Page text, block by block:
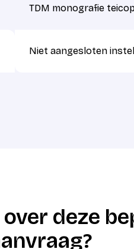
TDM monografie
Niet aangesloten
deze